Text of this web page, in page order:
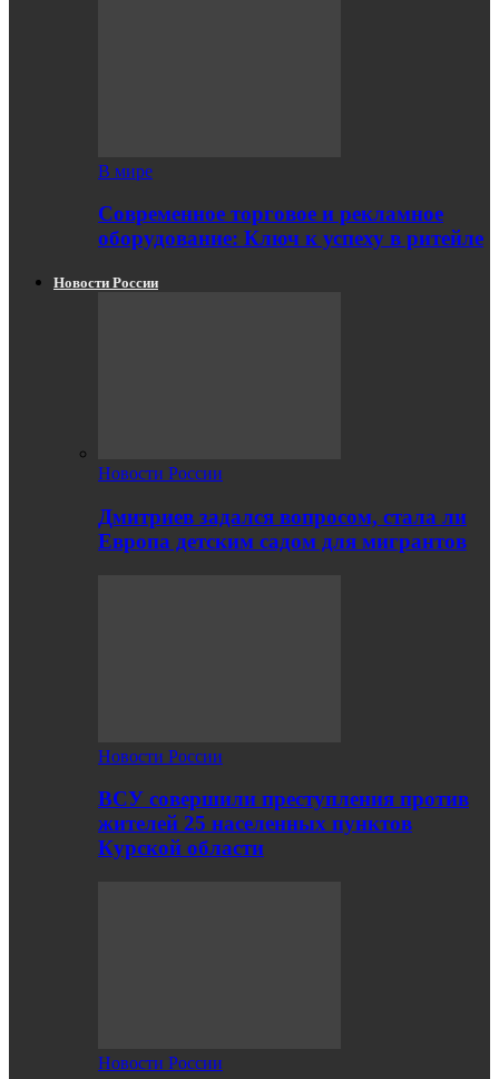
В мире
Современное торговое и рекламное
оборудование: Ключ к успеху в ритейле
Новости России
Новости России
Дмитриев задался вопросом, стала ли
Европа детским садом для мигрантов
Новости России
ВСУ совершили преступления против
жителей 25 населенных пунктов
Курской области
Новости России